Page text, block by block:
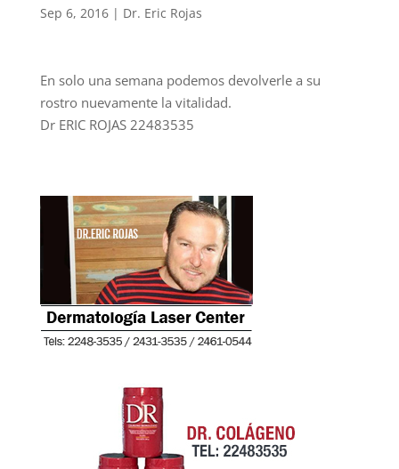
Sep 6, 2016| Dr. Eric Rojas
En solo una semana podemos devolverle a su
rostro nuevamente la vitalidad.
Dr ERIC ROJAS 22483535